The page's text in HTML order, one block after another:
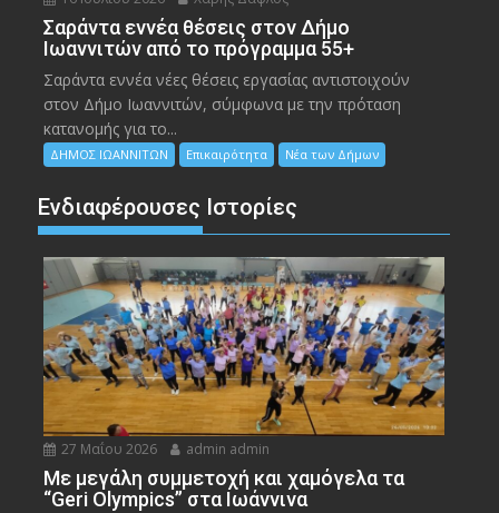
Σαράντα εννέα θέσεις στον Δήμο
Ιωαννιτών από το πρόγραμμα 55+
Σαράντα εννέα νέες θέσεις εργασίας αντιστοιχούν
στον Δήμο Ιωαννιτών, σύμφωνα με την πρόταση
κατανομής για το...
ΔΗΜΟΣ ΙΩΑΝΝΙΤΩΝ Επικαιρότητα Νέα των Δήμων
Ενδιαφέρουσες Ιστορίες
27 Μαΐου 2026 admin admin
Με μεγάλη συμμετοχή και χαμόγελα τα
“Geri Olympics” στα Ιωάννινα